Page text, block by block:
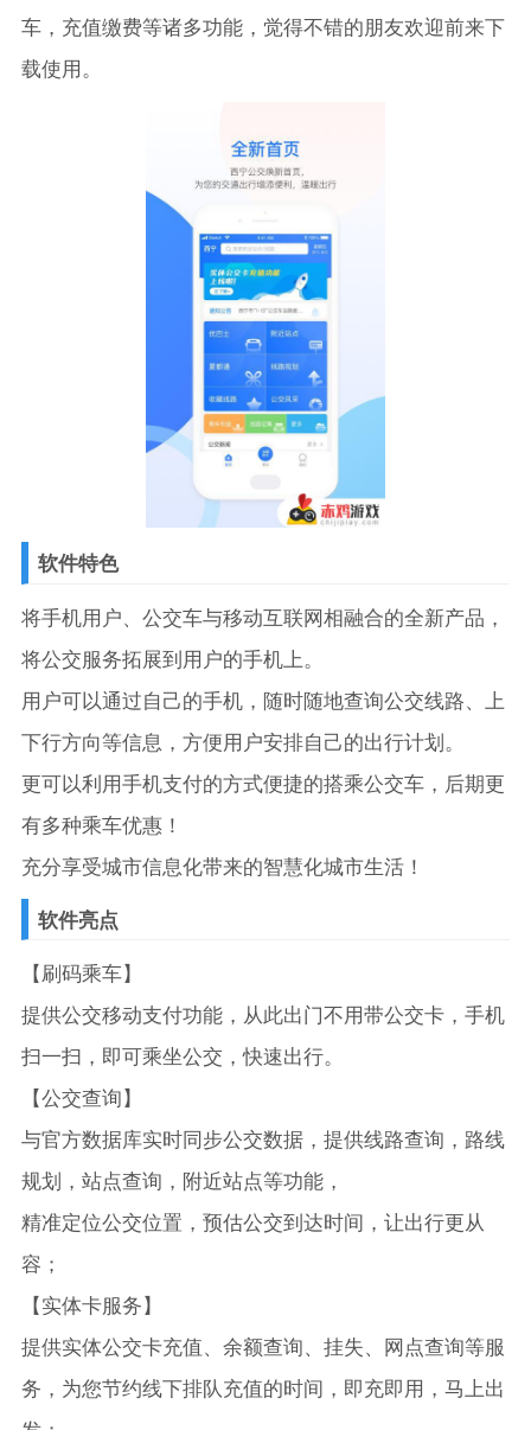
车，充值缴费等诸多功能，觉得不错的朋友欢迎前来下
载使用。
软件特色
将手机用户、公交车与移动互联网相融合的全新产品，
将公交服务拓展到用户的手机上。
用户可以通过自己的手机，随时随地查询公交线路、上
下行方向等信息，方便用户安排自己的出行计划。
更可以利用手机支付的方式便捷的搭乘公交车，后期更
有多种乘车优惠！
充分享受城市信息化带来的智慧化城市生活！
软件亮点
【刷码乘车】
提供公交移动支付功能，从此出门不用带公交卡，手机
扫一扫，即可乘坐公交，快速出行。
【公交查询】
与官方数据库实时同步公交数据，提供线路查询，路线
规划，站点查询，附近站点等功能，
精准定位公交位置，预估公交到达时间，让出行更从
容；
【实体卡服务】
提供实体公交卡充值、余额查询、挂失、网点查询等服
务，为您节约线下排队充值的时间，即充即用，马上出